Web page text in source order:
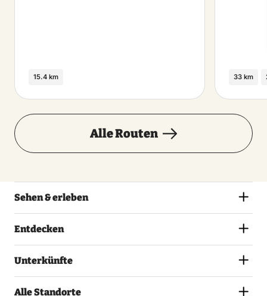
15.4 km 33 km
Alle Routen
Sehen & erleben
Entdecken
Unterkünfte
Alle Standorte